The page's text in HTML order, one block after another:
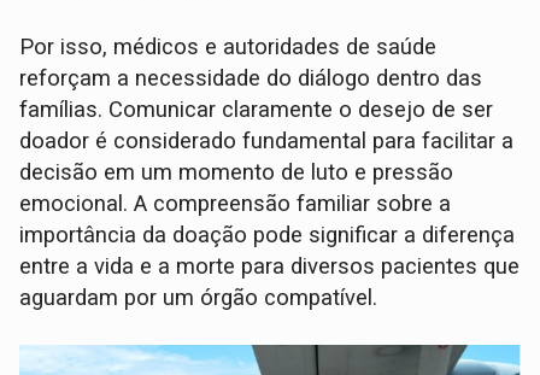
Por isso, médicos e autoridades de saúde
reforçam a necessidade do diálogo dentro das
famílias. Comunicar claramente o desejo de ser
doador é considerado fundamental para facilitar a
decisão em um momento de luto e pressão
emocional. A compreensão familiar sobre a
importância da doação pode significar a diferença
entre a vida e a morte para diversos pacientes que
aguardam por um órgão compatível.